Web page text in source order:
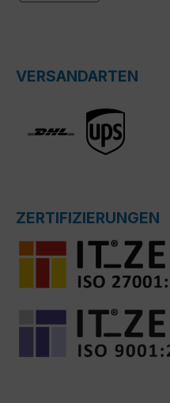
VERSANDARTEN
ZERTIFIZIERUNGEN